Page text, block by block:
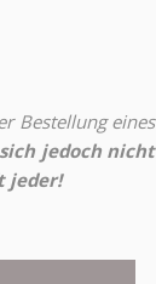
Bestellung eines
sich jedoch nicht
jeder!